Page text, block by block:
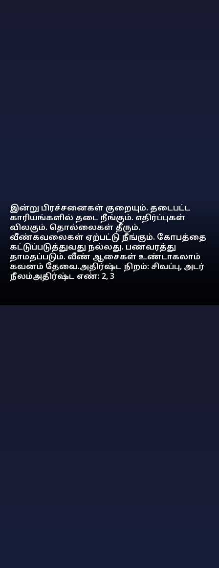
இன்று பிரச்சனைகள் குறையும். தடைபட்ட
காரியங்களில் தடை நீங்கும். எதிர்ப்புகள்
விலகும். தொல்லைகள் தீரும்.
வீண்கவலைகள் ஏற்பட்டு நீங்கும். கோபத்தை
கட்டுப்படுத்துவது நல்லது. பணவரத்து
தாமதப்படும். வீண் ஆசைகள் உண்டாகலாம்
கவனம் தேவை.அதிர்ஷ்ட நிறம்: சிவப்பு, அடர்
நீலம்அதிர்ஷ்ட எண்: 2, 3